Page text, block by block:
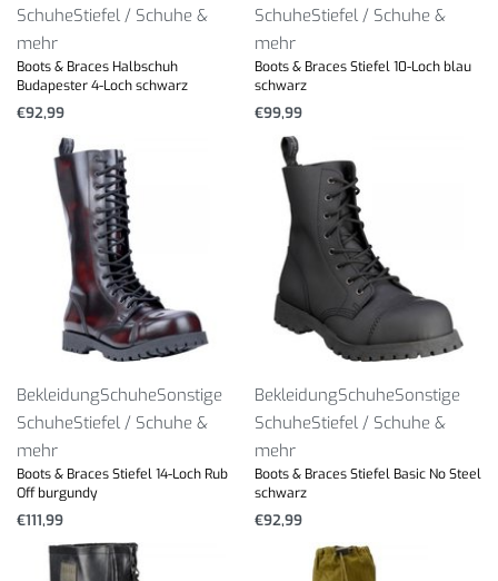
SchuheStiefel / Schuhe &
mehr
Boots & Braces Halbschuh
Budapester 4-Loch schwarz
€92,99
SchuheStiefel / Schuhe &
mehr
Boots & Braces Stiefel 10-Loch blau
schwarz
€99,99
BekleidungSchuheSonstige
SchuheStiefel / Schuhe &
mehr
Boots & Braces Stiefel 14-Loch Rub
Off burgundy
€111,99
BekleidungSchuheSonstige
SchuheStiefel / Schuhe &
mehr
Boots & Braces Stiefel Basic No Steel
schwarz
€92,99